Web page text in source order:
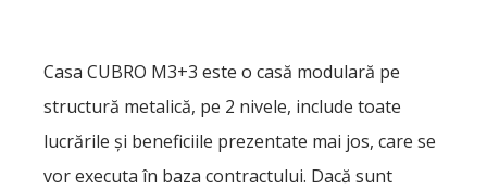
Casa CUBRO M3+3 este o casă modulară pe
structură metalică, pe 2 nivele, include toate
lucrările şi beneficiile prezentate mai jos, care se
vor executa în baza contractului. Dacă sunt